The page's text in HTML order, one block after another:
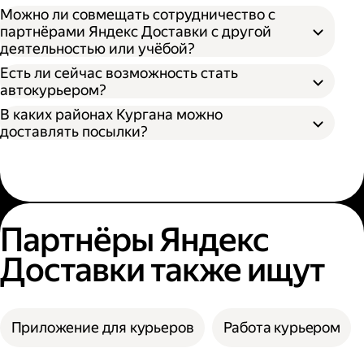
Можно ли совмещать сотрудничество с
партнёрами Яндекс Доставки с другой
деятельностью или учёбой?
Есть ли сейчас возможность стать
автокурьером?
В каких районах Кургана можно
доставлять посылки?
Партнёры Яндекс
Доставки также ищут
Приложение для курьеров Работа курьером